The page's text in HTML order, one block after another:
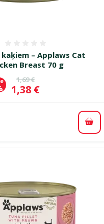
– Applaws Cat
Breast 70 g
Oriģinālā cena
1,69 €
Cena
1,38 €